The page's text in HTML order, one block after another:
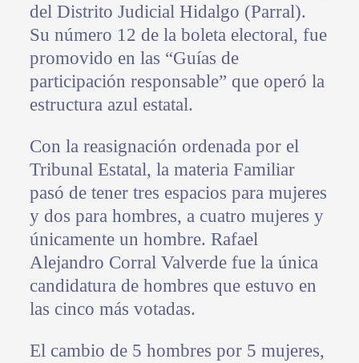
del Distrito Judicial Hidalgo (Parral).
Su número 12 de la boleta electoral, fue
promovido en las “Guías de
participación responsable” que operó la
estructura azul estatal.
Con la reasignación ordenada por el
Tribunal Estatal, la materia Familiar
pasó de tener tres espacios para mujeres
y dos para hombres, a cuatro mujeres y
únicamente un hombre. Rafael
Alejandro Corral Valverde fue la única
candidatura de hombres que estuvo en
las cinco más votadas.
El cambio de 5 hombres por 5 mujeres,